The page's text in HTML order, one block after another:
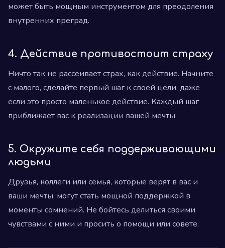
может быть мощным инструментом для преодоления
внутренних преград.
4. Действие противостоит страху
Ничто так не рассеивает страх, как действие. Начните
с малого, сделайте первый шаг к своей цели, даже
если это просто маленькое действие. Каждый шаг
приближает вас к реализации вашей мечты.
5. Окружите себя поддерживающими
людьми
Друзья, коллеги или семья, которые верят в вас и
ваши мечты, могут стать мощной поддержкой в
моменты сомнений. Не бойтесь делиться своими
чувствами с ними и просить о помощи или совете.